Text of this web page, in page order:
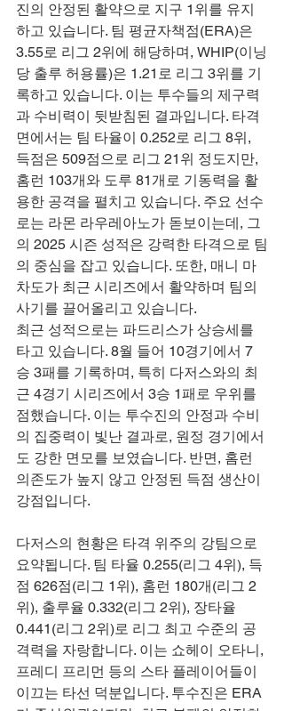
진의 안정된 활약으로 지구 1위를 유지
하고 있습니다. 팀 평균자책점(ERA)은
3.55로 리그 2위에 해당하며, WHIP(이닝
당 출루 허용률)은 1.21로 리그 3위를 기
록하고 있습니다. 이는 투수들의 제구력
과 수비력이 뒷받침된 결과입니다. 타격
면에서는 팀 타율이 0.252로 리그 8위,
득점은 509점으로 리그 21위 정도지만,
홈런 103개와 도루 81개로 기동력을 활
용한 공격을 펼치고 있습니다. 주요 선수
로는 라몬 라우레아노가 돋보이는데, 그
의 2025 시즌 성적은 강력한 타격으로 팀
의 중심을 잡고 있습니다. 또한, 매니 마
차도가 최근 시리즈에서 활약하며 팀의
사기를 끌어올리고 있습니다.
최근 성적으로는 파드리스가 상승세를
타고 있습니다. 8월 들어 10경기에서 7
승 3패를 기록하며, 특히 다저스와의 최
근 4경기 시리즈에서 3승 1패로 우위를
점했습니다. 이는 투수진의 안정과 수비
의 집중력이 빛난 결과로, 원정 경기에서
도 강한 면모를 보였습니다. 반면, 홈런
의존도가 높지 않고 안정된 득점 생산이
강점입니다.
다저스의 현황은 타격 위주의 강팀으로
요약됩니다. 팀 타율 0.255(리그 4위), 득
점 626점(리그 1위), 홈런 180개(리그 2
위), 출루율 0.332(리그 2위), 장타율
0.441(리그 2위)로 리그 최고 수준의 공
격력을 자랑합니다. 이는 쇼헤이 오타니,
프레디 프리먼 등의 스타 플레이어들이
이끄는 타선 덕분입니다. 투수진은 ERA